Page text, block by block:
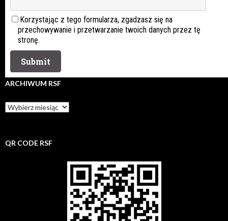
Korzystając z tego formularza, zgadzasz się na
przechowywanie i przetwarzanie twoich danych przez tę
stronę.
ARCHIWUM RSF
Archiwum
rsf
QR CODE RSF